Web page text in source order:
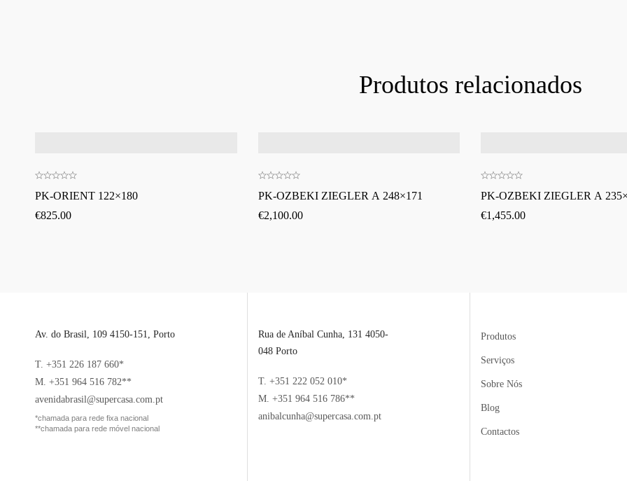
Produtos relacionados
PK-ORIENT 122×180
€825.00
PK-OZBEKI ZIEGLER A 248×171
€2,100.00
PK-OZBEKI ZIEGLER A
€1,455.00
Av. do Brasil, 109 4150-151, Porto
T. +351 226 187 660*
M. +351 964 516 782**
avenidabrasil@supercasa.com.pt
*chamada para rede fixa nacional
**chamada para rede móvel nacional
Rua de Aníbal Cunha, 131 4050-
048 Porto
T. +351 222 052 010*
M. +351 964 516 786**
anibalcunha@supercasa.com.pt
Produtos
Serviços
Sobre Nós
Blog
Contactos